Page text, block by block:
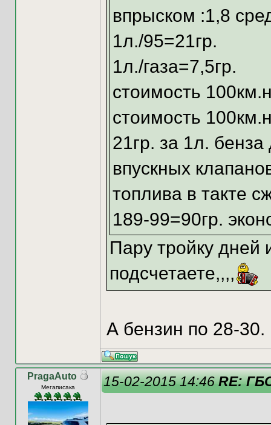
впрыском :1,8
1л./95=21гр.
1л./газа=7,5гр.
стоимость
стоимость
21гр. за 1л.
впускных
топлива в такте
189-99=90гр.
Пару тройку дней
подсчетаете,,,,
А бензин по 28-30.
PragaAuto
Мегаписака 15-02-2015 14:46RE: